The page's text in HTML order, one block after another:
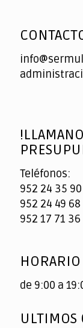
Teléfonos:
952 24 35 90
952 24 49 68
952 17 71 36
de 9:00 a
ULTIMOS